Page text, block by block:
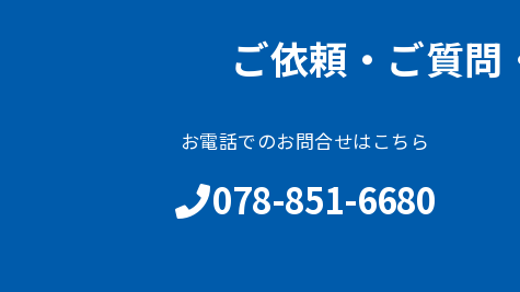
ご依頼・ご質問
お電話でのお問合せはこちら
078-851-6680